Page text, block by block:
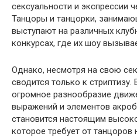
сексуальности и экспрессии
Танцоры и танцорки,
выступают на различных
конкурсах, где их шоу
Однако, несмотря на свою
сводится только к стриптизу.
огромное разнообразие
выражений и элементов
становится настоящим
которое требует от танцоров